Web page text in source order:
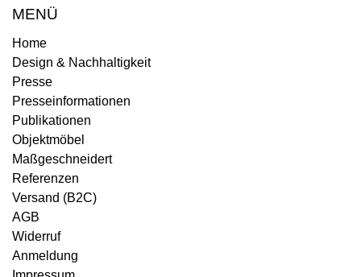
MENÜ
Home
Design & Nachhaltigkeit
Presse
Presseinformationen
Publikationen
Objektmöbel
Maßgeschneidert
Referenzen
Versand (B2C)
AGB
Widerruf
Anmeldung